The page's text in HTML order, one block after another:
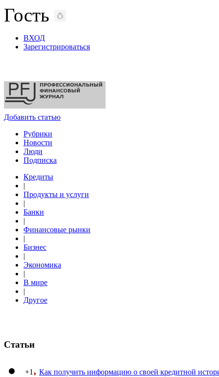
Гость
ВХОД
Зарегистрироваться
Добавить статью
Рубрики
Новости
Люди
Подписка
Кредиты
|
Продукты и услуги
|
Банки
|
Финансовые рынки
|
Бизнес
|
Экономика
|
В мире
|
Другое
Статьи
+1 Как получить информацию о своей кредитной